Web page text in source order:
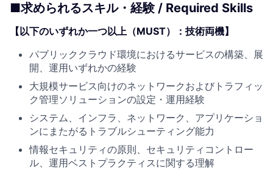
■求められるスキル・経験 / Required Skills
【以下のいずれか一つ以上（MUST）：技術両機】
パブリッククラウド環境におけるサービスの構築、展
開、運用いずれかの経験
大規模サービス向けのネットワークおよびトラフィッ
ク管理ソリューションの設定・運用経験
システム、インフラ、ネットワーク、アプリケーショ
ンにまたがるトラブルシューティング能力
情報セキュリティの原則、セキュリティコントロー
ル、運用ベストプラクティスに関する理解